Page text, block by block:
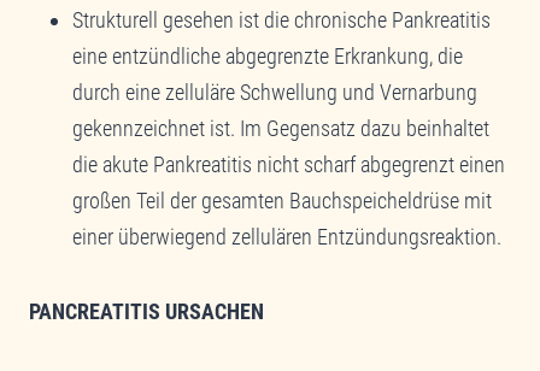
Strukturell gesehen ist die chronische Pankreatitis
eine entzündliche abgegrenzte Erkrankung, die
durch eine zelluläre Schwellung und Vernarbung
gekennzeichnet ist. Im Gegensatz dazu beinhaltet
die akute Pankreatitis nicht scharf abgegrenzt einen
großen Teil der gesamten Bauchspeicheldrüse mit
einer überwiegend zellulären Entzündungsreaktion.
PANCREATITIS URSACHEN